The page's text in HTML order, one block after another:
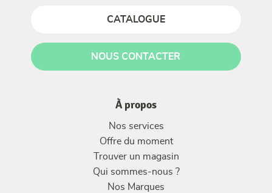
CATALOGUE
NOUS CONTACTER
À propos
Nos services
Offre du moment
Trouver un magasin
Qui sommes-nous ?
Nos Marques